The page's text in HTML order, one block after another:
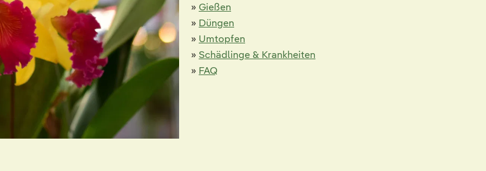
» Gießen
» Düngen
» Umtopfen
» Schädlinge & Krankheiten
» FAQ